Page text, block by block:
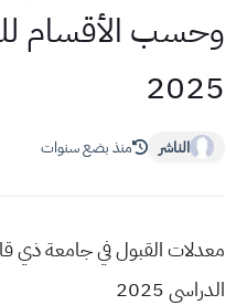
وحسب الأقسام
2025
الناشر منذ بضع سنوات
معدلات القبول في جامعة ذي
الدراسي 2025